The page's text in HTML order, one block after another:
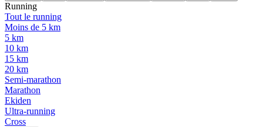
Running
Tout le running
Moins de 5 km
5 km
10 km
15 km
20 km
Semi-marathon
Marathon
Ekiden
Ultra-running
Cross